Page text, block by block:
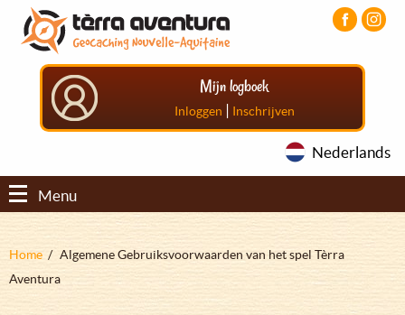
Overslaan
naar
Aller
menu
principal
Aller
pied
Mijn logboek
Inloggen | Inschrijven
Nederlands
Menu
Kruimelpad
Home
Algemene Gebruiksvoorwaarden van het spel Tèrra
Aventura